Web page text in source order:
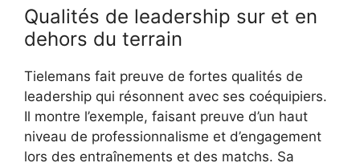
Qualités de leadership sur et en
dehors du terrain
Tielemans fait preuve de fortes qualités de
leadership qui résonnent avec ses coéquipiers.
Il montre l’exemple, faisant preuve d’un haut
niveau de professionnalisme et d’engagement
lors des entraînements et des matchs. Sa